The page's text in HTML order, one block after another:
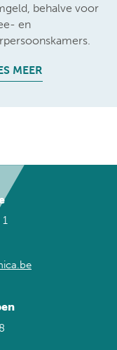
behalve voor
en
MEER